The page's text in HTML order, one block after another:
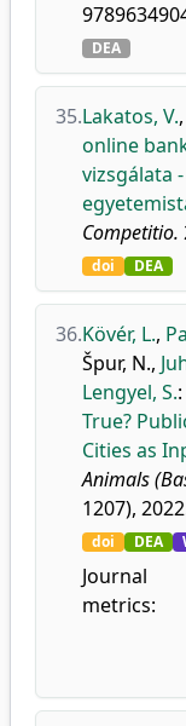
DEA
35.Lakatos, V.,
online
vizsgálata
Competitio.
doi DEA
36.Kövér, L.,
Špur, N.,
Lengyel, S.:
True?
Cities as
Animals
1207),
doi DEA
Journal
metrics: